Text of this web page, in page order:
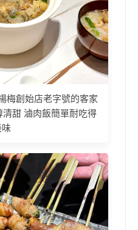
梅創始店老字號的客家
甜 滷肉飯簡單耐吃得
味